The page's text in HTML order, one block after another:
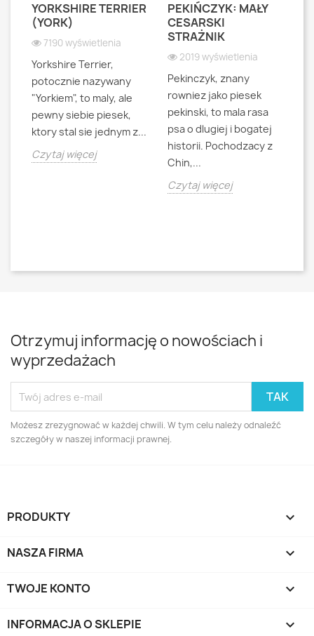
YORKSHIRE TERRIER
(YORK)
7190 wyświetlenia
Yorkshire Terrier,
potocznie nazywany
"Yorkiem", to maly, ale
pewny siebie piesek,
ktory stal sie jednym z...
Czytaj więcej
PEKIŃCZYK: MAŁY
CESARSKI
STRAŻNIK
2019 wyświetlenia
Pekinczyk, znany
rowniez jako piesek
pekinski, to mala rasa
psa o dlugiej i bogatej
historii. Pochodzacy z
Chin,...
Czytaj więcej
Otrzymuj informację o nowościach i
wyprzedażach
Możesz zrezygnować w każdej chwili. W tym celu należy odnaleźć
szczegóły w naszej informacji prawnej.
PRODUKTY 
NASZA FIRMA 
TWOJE KONTO 
INFORMACJA O SKLEPIE keyboard_arrow_down